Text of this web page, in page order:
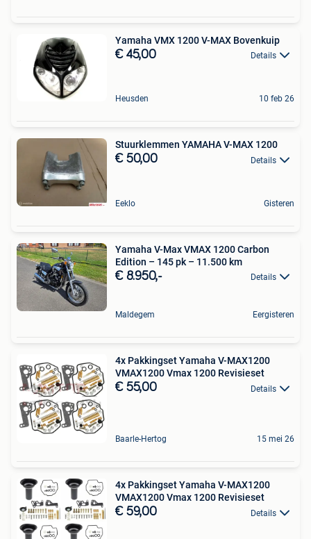
Yamaha VMX 1200 V-MAX Bovenkuip
€ 45,00 Details
Heusden 10 feb 26
Stuurklemmen YAMAHA V-MAX 1200
€ 50,00 Details
Eeklo Gisteren
Yamaha V-Max VMAX 1200 Carbon
Edition – 145 pk – 11.500 km
€ 8.950,- Details
Maldegem Eergisteren
4x Pakkingset Yamaha V-MAX1200
VMAX1200 Vmax 1200 Revisieset
€ 55,00 Details
Baarle-Hertog 15 mei 26
4x Pakkingset Yamaha V-MAX1200
VMAX1200 Vmax 1200 Revisieset
€ 59,00 Details